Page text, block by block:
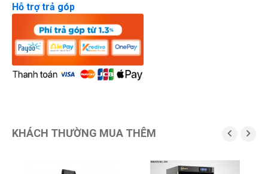
Hỗ trợ trả góp
KHÁCH THƯỜNG MUA THÊM  